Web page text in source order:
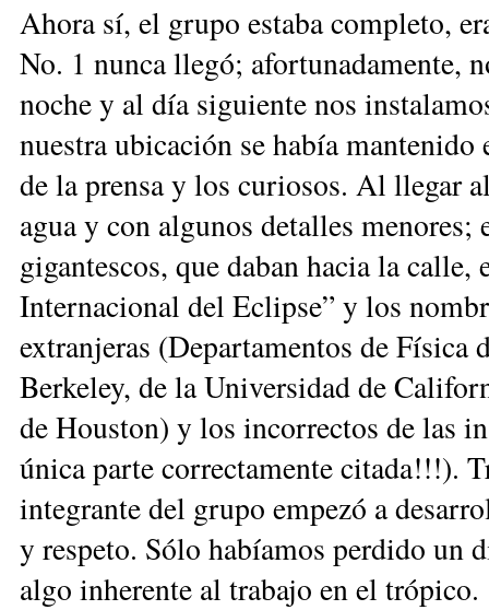
Ahora sí, el grupo estaba completo,
No. 1 nunca llegó; afortunadamente,
noche y al día siguiente nos
nuestra ubicación se había
de la prensa y los curiosos. Al llegar
agua y con algunos detalles menores;
gigantescos, que daban hacia la
Internacional del Eclipse” y los
extranjeras (Departamentos de
Berkeley, de la Universidad de
de Houston) y los incorrectos de las
única parte correctamente citada!!!).
integrante del grupo empezó a
y respeto. Sólo habíamos perdido un
algo inherente al trabajo en el trópico.